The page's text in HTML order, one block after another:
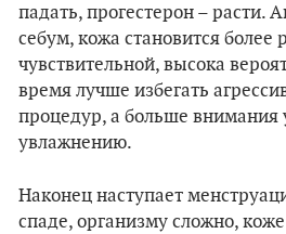
падать, прогестерон – расти.
себум, кожа становится более
чувствительной, высока
время лучше избегать
процедур, а больше внимания
увлажнению.
Наконец наступает
спаде, организму сложно,